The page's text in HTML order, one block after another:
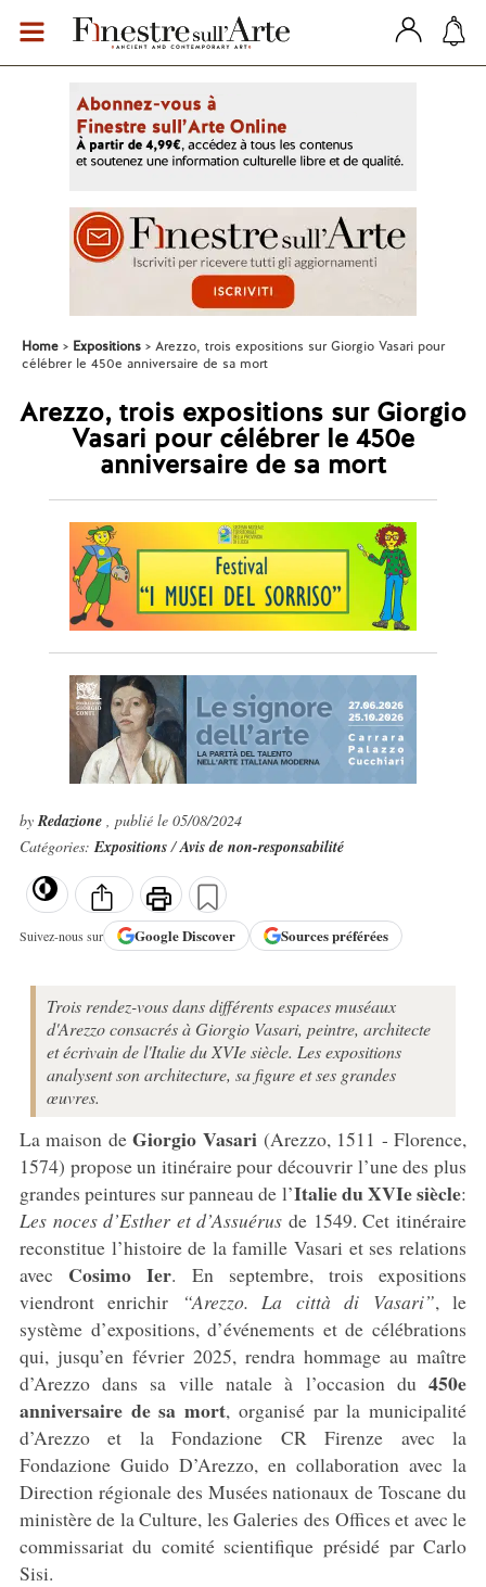
Home Expositions
Arezzo, trois expositions sur Giorgio Vasari pour
célébrer le 450e anniversaire de sa mort
Arezzo, trois expositions sur Giorgio
Vasari pour célébrer le 450e
anniversaire de sa mort
byRedazione , publié le 05/08/2024
Catégories:Expositions/Avis de non-responsabilité
Suivez-nous sur GoogleDiscover Sources préférées
Trois rendez-vous dans différents espaces muséaux
d'Arezzo consacrés à Giorgio Vasari, peintre, architecte
et écrivain de l'Italie du XVIe siècle. Les expositions
analysent son architecture, sa figure et ses grandes
œuvres.
La maison deGiorgio Vasari (Arezzo, 1511 - Florence,
1574) propose un itinéraire pour découvrir l’une des plus
grandes peintures sur panneau de l’Italie du XVIe siècle:
Les noces d’Esther et d’Assuérus de 1549. Cet itinéraire
reconstitue l’histoire de la famille Vasari et ses relations
avec Cosimo Ier. En septembre, trois expositions
viendront enrichir
“Arezzo. La città di Vasari”, le
système d’expositions, d’événements et de célébrations
qui, jusqu’en février 2025, rendra hommage au maître
d’Arezzo dans sa ville natale à l’occasion du450e
anniversaire de sa mort, organisé par la municipalité
d’Arezzo et la Fondazione CR Firenze avec la
Fondazione Guido D’Arezzo, en collaboration avec la
Direction régionale des Musées nationaux de Toscane du
ministère de la Culture, les Galeries des Offices et avec le
commissariat du comité scientifique présidé par Carlo
Sisi.